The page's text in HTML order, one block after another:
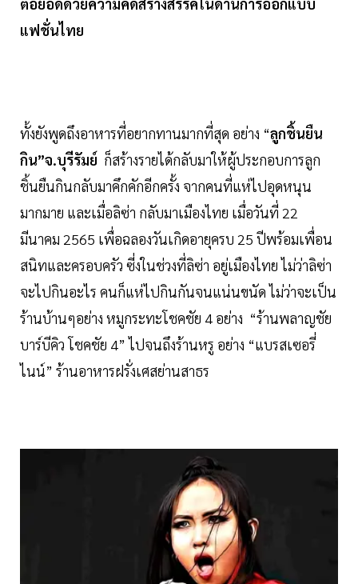
แฟชั่นไทย
ทั้งยังพูดถึงอาหารที่อยากทานมากที่สุด อย่าง “ลูกชิ้นยืน
กิน”จ.บุรีรัมย์ ก็สร้างรายได้กลับมาให้ผู้ประกอบการลูก
ชิ้นยืนกินกลับมาคึกคักอีกครั้ง จากคนที่แห่ไปอุดหนุน
มากมาย และเมื่อลิซ่า กลับมาเมืองไทย เมื่อวันที่ 22
มีนาคม 2565 เพื่อฉลองวันเกิดอายุครบ 25 ปีพร้อมเพื่อน
สนิทและครอบครัว ซี่งในช่วงที่ลิซ่า อยู่เมืองไทย ไม่ว่าลิซ่า
จะไปกินอะไร คนก็แห่ไปกินกันจนแน่นขนัด ไม่ว่าจะเป็น
ร้านบ้านๆอย่าง หมูกระทะโชคชัย 4 อย่าง “ร้านพลาญชัย
บาร์บีคิว โชคชัย 4” ไปจนถึงร้านหรู อย่าง “แบรสเซอรี่
ไนน์” ร้านอาหารฝรั่งเศสย่านสาธร